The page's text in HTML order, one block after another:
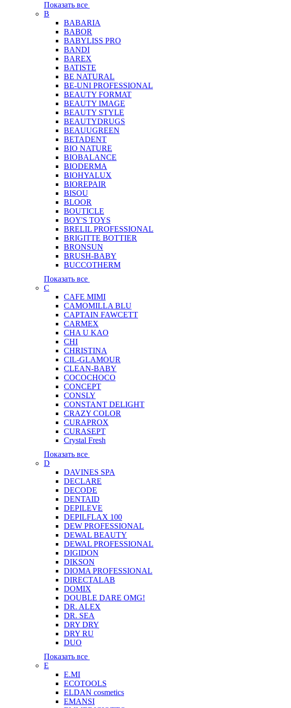
Показать все
B
BABARIA
BABOR
BABYLISS PRO
BANDI
BAREX
BATISTE
BE NATURAL
BE-UNI PROFESSIONAL
BEAUTY FORMAT
BEAUTY IMAGE
BEAUTY STYLE
BEAUTYDRUGS
BEAUUGREEN
BETADENT
BIO NATURE
BIOBALANCE
BIODERMA
BIOHYALUX
BIOREPAIR
BISOU
BLOOR
BOUTICLE
BOY'S TOYS
BRELIL PROFESSIONAL
BRIGITTE BOTTIER
BRONSUN
BRUSH-BABY
BUCCOTHERM
Показать все
C
CAFE MIMI
CAMOMILLA BLU
CAPTAIN FAWCETT
CARMEX
CHA U KAO
CHI
CHRISTINA
CIL-GLAMOUR
CLEAN-BABY
COCOCHOCO
CONCEPT
CONSLY
CONSTANT DELIGHT
CRAZY COLOR
CURAPROX
CURASEPT
Crystal Fresh
Показать все
D
DAVINES SPA
DECLARE
DECODE
DENTAID
DEPILEVE
DEPILFLAX 100
DEW PROFESSIONAL
DEWAL BEAUTY
DEWAL PROFESSIONAL
DIGIDON
DIKSON
DIOMA PROFESSIONAL
DIRECTALAB
DOMIX
DOUBLE DARE OMG!
DR. ALEX
DR. SEA
DRY DRY
DRY RU
DUO
Показать все
E
E.MI
ECOTOOLS
ELDAN cosmetics
EMANSI